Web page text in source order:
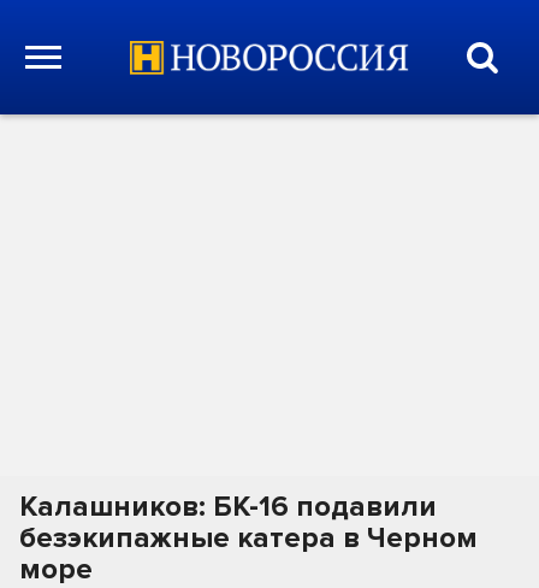
Калашников: БК-16 подавили
безэкипажные катера в Черном
море